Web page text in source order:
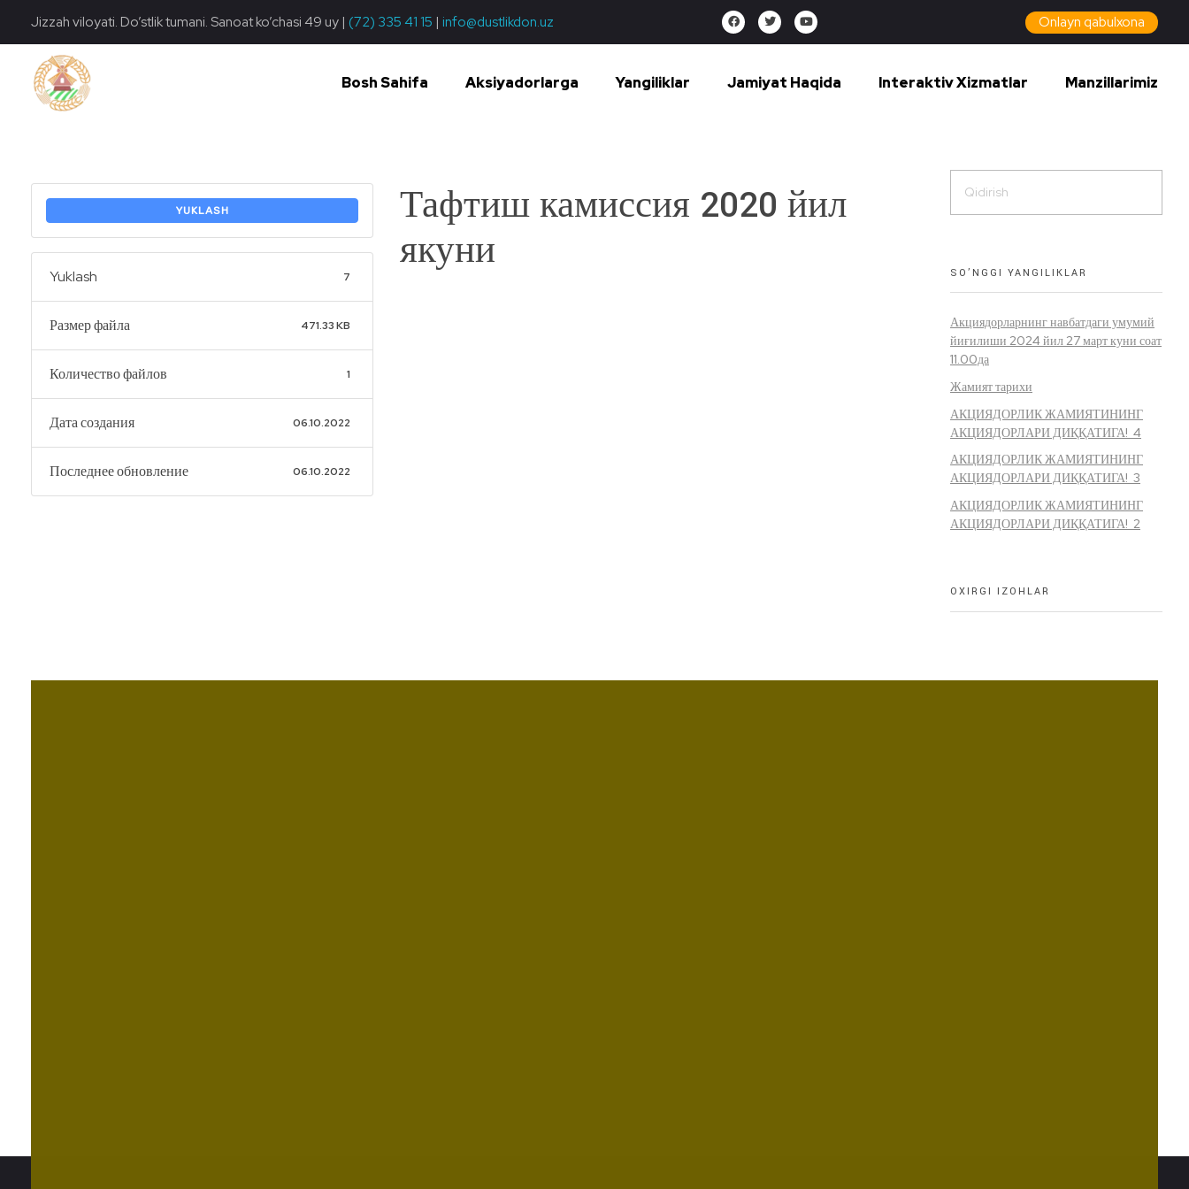
Jizzah viloyati. Do’stlik tumani. Sanoat ko’chasi 49 uy | (72) 335 41 15 | info@dustlikdon.uz Onlayn qabulxona
Bosh Sahifa Aksiyadorlarga Yangiliklar Jamiyat Haqida Interaktiv Xizmatlar Manzillarimiz
YUKLASH
Yuklash 7
Размер файла 471.33 KB
Количество файлов 1
Дата создания 06.10.2022
Последнее обновление 06.10.2022
Тафтиш камиссия 2020 йил
якуни
SO’NGGI YANGILIKLAR
Акциядорларнинг навбатдаги умумий
йиғилиши 2024 йил 27 март куни соат
11.00да
Жамият тарихи
АКЦИЯДОРЛИК ЖАМИЯТИНИНГ
АКЦИЯДОРЛАРИ ДИҚҚАТИГА! 4
АКЦИЯДОРЛИК ЖАМИЯТИНИНГ
АКЦИЯДОРЛАРИ ДИҚҚАТИГА! 3
АКЦИЯДОРЛИК ЖАМИЯТИНИНГ
АКЦИЯДОРЛАРИ ДИҚҚАТИГА! 2
OXIRGI IZOHLAR